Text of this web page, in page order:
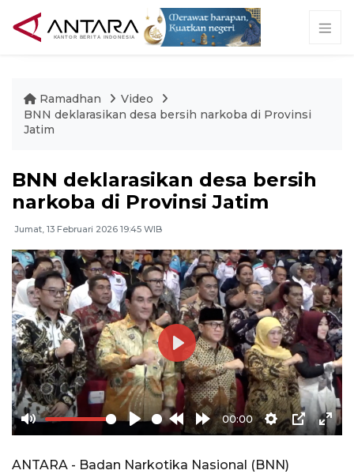
Ramadhan
Video
BNN deklarasikan desa bersih narkoba di Provinsi
Jatim
BNN deklarasikan desa bersih
narkoba di Provinsi Jatim
Jumat, 13 Februari 2026 19:45 WIB
Mute Play
Rewind
10s
Forward
10s
00:00
Settings
PIP
Play
ANTARA - Badan Narkotika Nasional (BNN)